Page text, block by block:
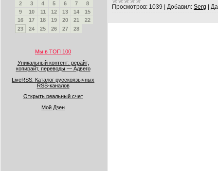
2
3 4 5 6 7
8
9
10 11 12 13 14
15
16
17 18 19 20 21
22
23
24 25 26 27 28
Мы в ТОП 100
Уникальный контент: рерайт,
копирайт, переводы — Адвего
LiveRSS: Каталог русскоязычных
RSS-каналов
Открыть реальный счет
Мой Дзен
Просмотров: 1039 | Добавил: Serg |